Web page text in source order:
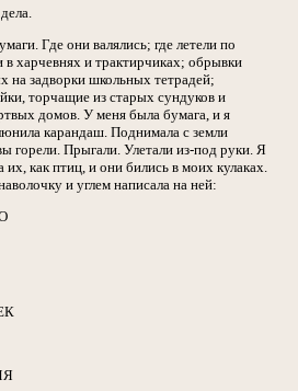
Где они валялись; где летели по
в харчевнях и трактирчиках; обрывки
на задворки школьных тетрадей;
торчащие из старых сундуков и
домов. У меня была бумага, и я
карандаш. Поднимала с земли
горели. Прыгали. Улетали из-под руки. Я
их, как птиц, и они бились в моих кулаках.
и углем написала на ней: